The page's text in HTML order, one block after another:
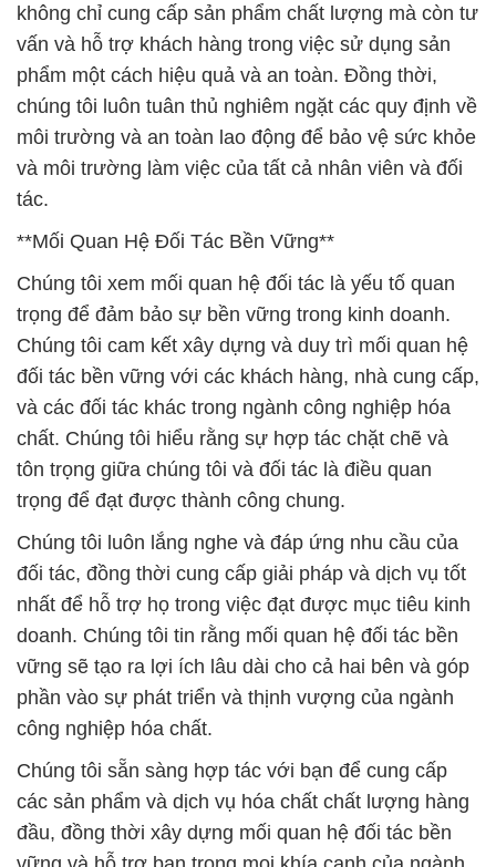
đầu, đồng thời xây dựng mối quan hệ đối tác bền
vững và hỗ trợ bạn trong mọi khía cạnh của ngành
công nghiệp.
# Đơn vị chuyên phân phối ÷ kinh doanh Hóa chất
Ôxy Già Liquid – Oxy Già OCI Hàn Quốc Korea
# Đơn vị chuyên bán ≈ phân phối Hóa chất Ôxy Già
# Đơn vị chuyên bán ≡ phân phối Hóa chất Ôxy Già
Liquid – Oxy Già OCI Hàn Quốc Korea
# Nhà thương mại Ø phân phối Hóa chất Ôxy Già
Liquid – Oxy Già OCI Hàn Quốc Korea
# Bán → cung cấp Hóa chất Ôxy Già Liquid – Oxy
Già OCI Hàn Quốc Korea
# Nhà cung cấp › bán Hóa chất Ôxy Già Liquid –
Oxy Già OCI Hàn Quốc Korea
# Thương mại [ bán ] Hóa chất Ôxy Già Liquid –
# Cty kinh doanh ~ phân phối Hóa chất Ôxy Già
Liquid – Oxy Già OCI Hàn Quốc Korea
# Nhà thương mại › phân phối Hóa chất Ôxy Già
Liquid – Oxy Già OCI Hàn Quốc Korea
# Đơn vị chuyên cung cấp ( cung ứng ) Hóa chất
Ôxy Già Liquid – Oxy Già OCI Hàn Quốc Korea
# Địa chỉ bán Þ kinh doanh Hóa chất Ôxy Già Liquid
– Oxy Già OCI Hàn Quốc Korea
PHÒNG KINH DOANH – CÔNG TY HÓA CHẤT